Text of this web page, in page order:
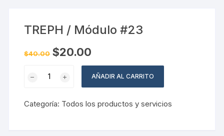
TREPH / Módulo #23
$40.00 El
precio
$40.00.
$20.00
actual
es:
$20.00.
#23
AÑADIR AL CARRITO
Categoría: Todos los productos y servicios